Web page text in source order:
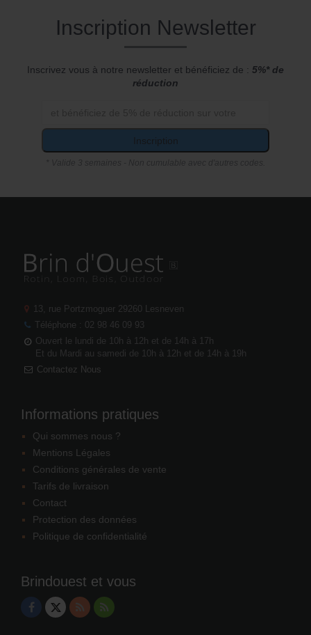
Inscription Newsletter
Inscrivez vous à notre newsletter et bénéficiez de : 5%* de
réduction
Inscription
13, rue Portzmoguer 29260 Lesneven
Téléphone : 02 98 46 09 93
Ouvert le lundi de 10h à 12h et de 14h à 17h
Et du Mardi au samedi de 10h à 12h et de 14h à 19h
Contactez Nous
Informations pratiques
Qui sommes nous ?
Mentions Légales
Conditions générales de vente
Tarifs de livraison
Contact
Protection des données
Politique de confidentialité
Brindouest et vous